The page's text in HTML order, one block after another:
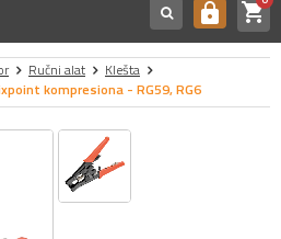
https shopping_cart
Ručni alat
Klešta
kompresiona - RG59, RG6